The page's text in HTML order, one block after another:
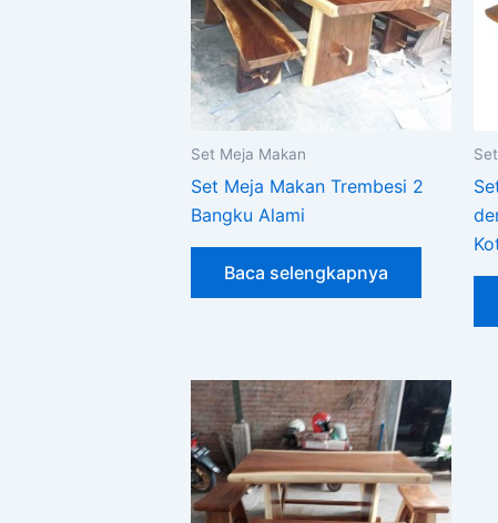
Set Meja Makan
Set Meja Makan Trembesi 2
Bangku Alami
Baca selengkapnya